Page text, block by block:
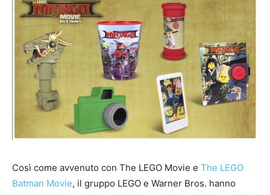
Così come avvenuto con The LEGO Movie e The LEGO
Batman Movie, il gruppo LEGO e Warner Bros. hanno